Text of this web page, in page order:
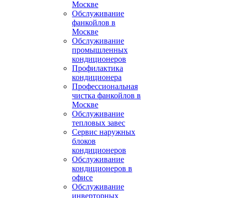
Москве
Обслуживание
фанкойлов в
Москве
Обслуживание
промышленных
кондиционеров
Профилактика
кондиционера
Профессиональная
чистка фанкойлов в
Москве
Обслуживание
тепловых завес
Сервис наружных
блоков
кондиционеров
Обслуживание
кондиционеров в
офисе
Обслуживание
инверторных